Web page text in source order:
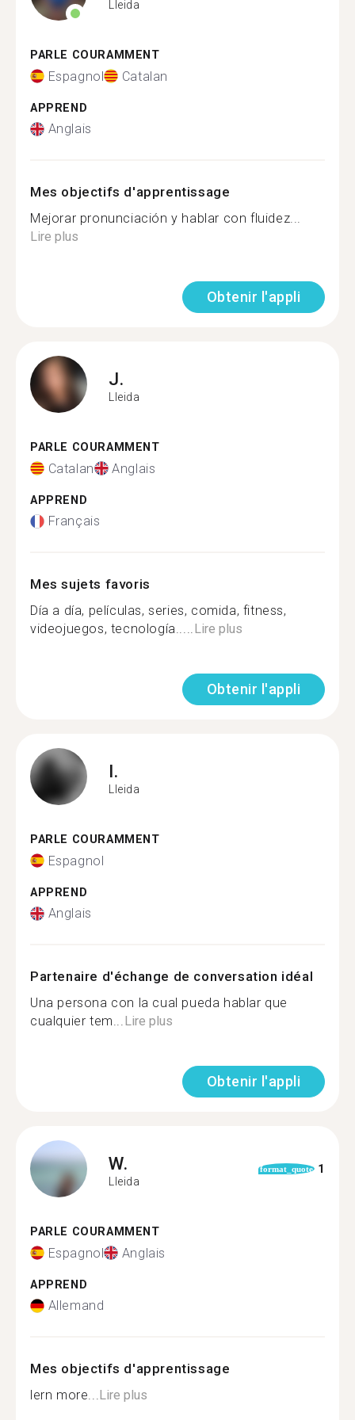
Lleida
PARLE COURAMMENT
Espagnol Catalan
APPREND
Anglais
Mes objectifs d'apprentissage
Mejorar pronunciación y hablar con fluidez...
Lire plus
Obtenir l'appli
J.
Lleida
PARLE COURAMMENT
Catalan Anglais
APPREND
Français
Mes sujets favoris
Día a día, películas, series, comida, fitness,
videojuegos, tecnología.....Lire plus
Obtenir l'appli
I.
Lleida
PARLE COURAMMENT
Espagnol
APPREND
Anglais
Partenaire d'échange de conversation idéal
Una persona con la cual pueda hablar que
cualquier tem...Lire plus
Obtenir l'appli
W.
Lleida
format_quote 1
PARLE COURAMMENT
Espagnol Anglais
APPREND
Allemand
Mes objectifs d'apprentissage
lern more...Lire plus